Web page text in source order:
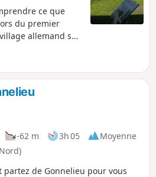
ce que
du premier
allemand sur
et des
oublier le
comme son
chapelle.
-62 m 3h 05
Moyenne
partez de Gonnelieu pour vous